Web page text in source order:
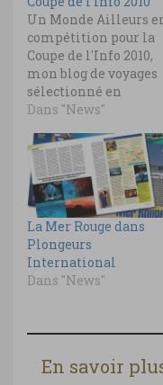
Un Monde Ailleurs
compétition pour la
Coupe de l'Info 2010,
mon blog de voyages
sélectionné en
catégorie tourisme !
Dans "News"
La Mer Rouge dans
Plongeurs
International
Dans "News"
En savoir